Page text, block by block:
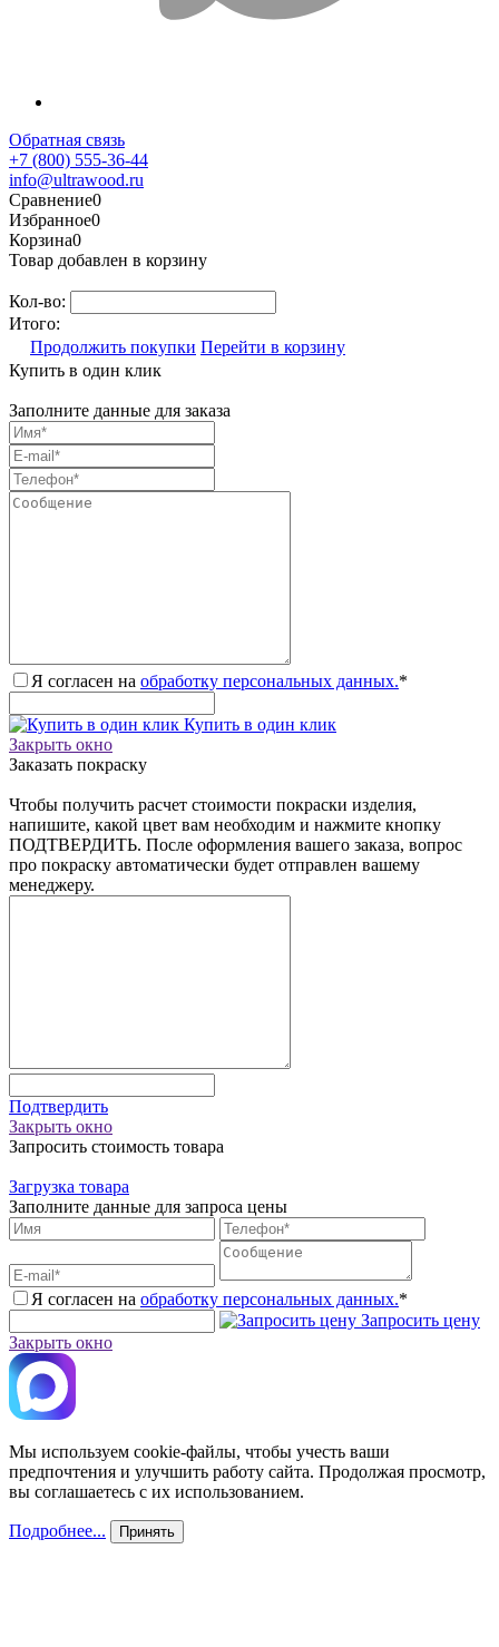
Обратная связь
+7 (800) 555-36-44
info@ultrawood.ru
Сравнение0
Избранное0
Корзина0
Товар добавлен в корзину
Кол-во:
Итого:
Продолжить покупки Перейти в корзину
Купить в один клик
Заполните данные для заказа
Я согласен на обработку персональных данных.*
Купить в один клик
Закрыть окно
Заказать покраску
Чтобы получить расчет стоимости покраски изделия,
напишите, какой цвет вам необходим и нажмите кнопку
ПОДТВЕРДИТЬ. После оформления вашего заказа, вопрос
про покраску автоматически будет отправлен вашему
менеджеру.
Подтвердить
Закрыть окно
Запросить стоимость товара
Загрузка товара
Заполните данные для запроса цены
Я согласен на обработку персональных данных.*
Запросить цену
Закрыть окно
Мы используем cookie-файлы, чтобы учесть ваши
предпочтения и улучшить работу сайта. Продолжая просмотр,
вы соглашаетесь с их использованием.
Подробнее... Принять